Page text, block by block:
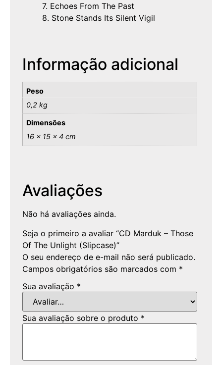
7. Echoes From The Past
8. Stone Stands Its Silent Vigil
Informação adicional
Peso
0,2 kg
Dimensões
16 × 15 × 4 cm
Avaliações
Não há avaliações ainda.
Seja o primeiro a avaliar “CD Marduk – Those
Of The Unlight (Slipcase)”
O seu endereço de e-mail não será publicado.
Campos obrigatórios são marcados com *
Sua avaliação *
Sua avaliação sobre o produto *